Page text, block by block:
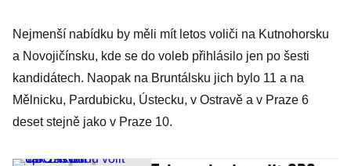
Nejmenší nabídku by měli mít letos voliči na Kutnohorsku
a Novojičínsku, kde se do voleb přihlásilo jen po šesti
kandidátech. Naopak na Bruntálsku jich bylo 11 a na
Mělnicku, Pardubicku, Ústecku, v Ostravě a v Praze 6
deset stejně jako v Praze 10.